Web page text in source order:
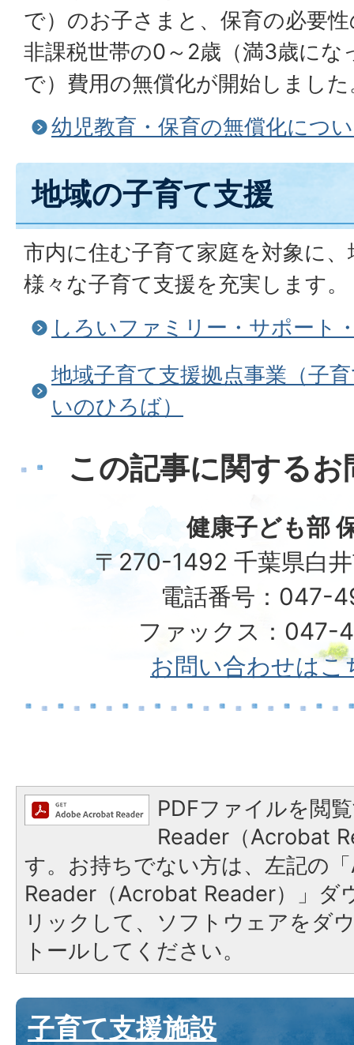
で）のお子さまと、保育の必要
非課税世帯の0～2歳（満3歳にな
で）費用の無償化が開始しました
幼児教育・保育の無償化につ
地域の子育て支援
市内に住む子育て家庭を対象に
様々な子育て支援を充実します。
しろいファミリー・サポート
地域子育て支援拠点事業（子
いのひろば）
この記事に関する
健康子ども部
〒270-1492 千葉県白
電話番号：047-
ファックス：047-
お問い合わせはこ
PDFファイルを閲
Reader（Acrobat
す。お持ちでない方は、左記の
Reader（Acrobat Reader）」ダ
リックして、ソフトウェアをダ
トールしてください。
子育て支援施設